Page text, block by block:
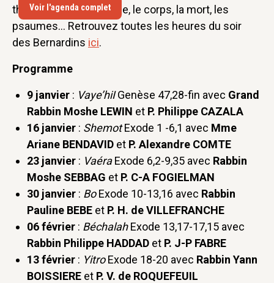
Voir l'agenda complet
thèmes tels que la Bible, le corps, la mort, les
psaumes... Retrouvez toutes les heures du soir
des Bernardins ici.
Programme
9 janvier : Vaye’hiIGenèse 47,28-fin avec Grand
Rabbin Moshe LEWIN et P. Philippe CAZALA
16 janvier : ShemotExode 1 -6,1 avec Mme
Ariane BENDAVID et P. Alexandre COMTE
23 janvier : VaéraExode 6,2-9,35 avec Rabbin
Moshe SEBBAG et P. C-A FOGIELMAN
30 janvier : BoExode 10-13,16 avec Rabbin
Pauline BEBE et P. H. de VILLEFRANCHE
06 février : BéchalahExode 13,17-17,15 avec
Rabbin Philippe HADDAD et P. J-P FABRE
13 février : YitroExode 18-20 avec Rabbin Yann
BOISSIERE et P. V. de ROQUEFEUIL